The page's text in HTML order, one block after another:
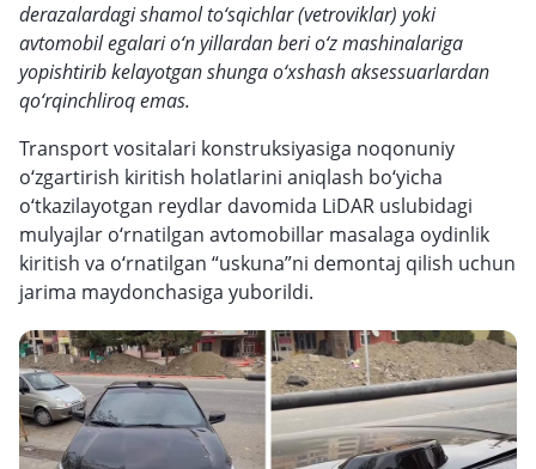
derazalardagi shamol to‘sqichlar (vetroviklar) yoki
avtomobil egalari o‘n yillardan beri o‘z mashinalariga
yopishtirib kelayotgan shunga o‘xshash aksessuarlardan
qo‘rqinchliroq emas.
Transport vositalari konstruksiyasiga noqonuniy
o‘zgartirish kiritish holatlarini aniqlash bo‘yicha
o‘tkazilayotgan reydlar davomida LiDAR uslubidagi
mulyajlar o‘rnatilgan avtomobillar masalaga oydinlik
kiritish va o‘rnatilgan “uskuna”ni demontaj qilish uchun
jarima maydonchasiga yuborildi.